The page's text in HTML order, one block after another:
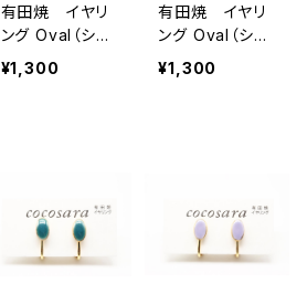
有田焼 イヤリ
ング Oval（シン
プル）9
¥1,300
有田焼 イヤリ
ング Oval（シン
プル）8
¥1,300